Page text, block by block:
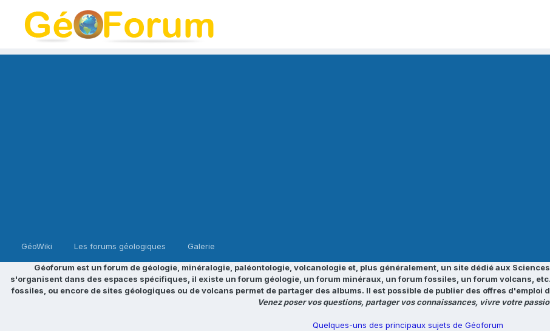
GéoWiki Les forums géologiques Galerie
Géoforum est un forum de géologie, minéralogie, paléontologie, volcanologie et, plus généralement, un site dédié aux
s'organisent dans des espaces spécifiques, il existe un forum géologie, un forum minéraux, un forum fossiles, un forum volcans,
fossiles, ou encore de sites géologiques ou de volcans permet de partager des albums. Il est possible de publier des offres d'emploi
Venez poser vos questions, partager vos connaissances, vivre votre
Quelques-uns des principaux sujets de Géoforum